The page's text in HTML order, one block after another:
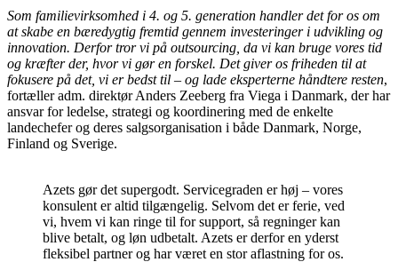
Som familievirksomhed i 4. og 5. generation handler det for os om
at skabe en bæredygtig fremtid gennem investeringer i udvikling og
innovation. Derfor tror vi på outsourcing, da vi kan bruge vores tid
og kræfter der, hvor vi gør en forskel. Det giver os friheden til at
fokusere på det, vi er bedst til – og lade eksperterne håndtere resten,
fortæller adm. direktør Anders Zeeberg fra Viega i Danmark, der har
ansvar for ledelse, strategi og koordinering med de enkelte
landechefer og deres salgsorganisation i både Danmark, Norge,
Finland og Sverige.
Azets gør det supergodt. Servicegraden er høj – vores
konsulent er altid tilgængelig. Selvom det er ferie, ved
vi, hvem vi kan ringe til for support, så regninger kan
blive betalt, og løn udbetalt. Azets er derfor en yderst
fleksibel partner og har været en stor aflastning for os.